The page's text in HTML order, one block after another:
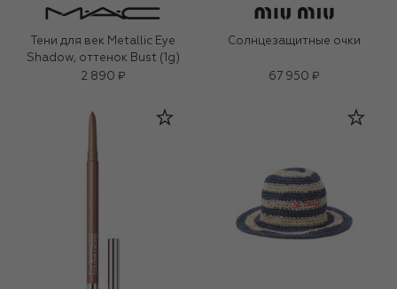
Тени для век Metallic Eye
Shadow, оттенок Bust (1g)
2 890 ₽
Солнцезащитные очки
67 950 ₽